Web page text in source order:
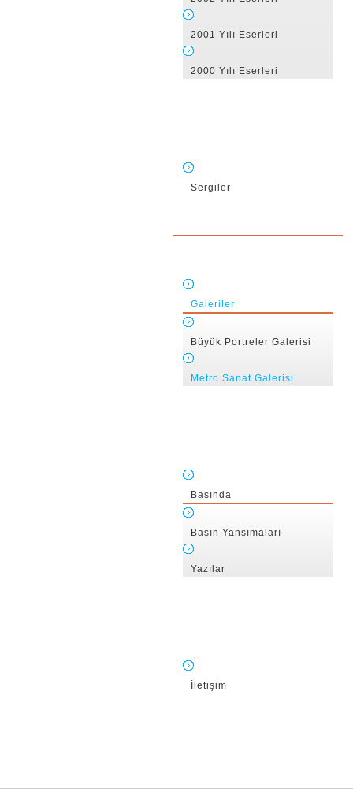
2001 Yılı Eserleri
2000 Yılı Eserleri
Sergiler
Galeriler
Büyük Portreler Galerisi
Metro Sanat Galerisi
Basında
Basın Yansımaları
Yazılar
İletişim